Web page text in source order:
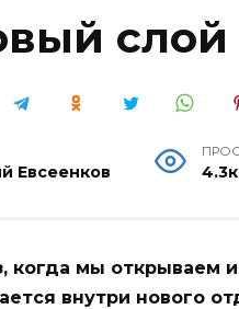
слой
Евсеенков
когда мы открываем
внутри нового